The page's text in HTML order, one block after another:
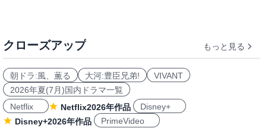
ファンタジー スペクタクル コメディ
クローズアップ もっと見る
朝ドラ:風、薫る 大河:豊臣兄弟!
VIVANT
2026年夏(7月)国内ドラマ一覧
Netflix
Netflix2026年作品
Disney+
Disney+2026年作品
PrimeVideo